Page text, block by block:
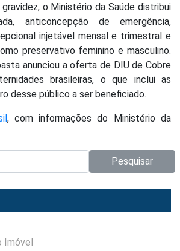
o Ministério da Saúde distribui
anticoncepção de emergência,
injetável mensal e trimestral e
preservativo feminino e masculino.
anunciou a oferta de DIU de Cobre
brasileiras, o que inclui as
desse público a ser beneficiado.
, com informações do Ministério da
Pesquisar
Imóvel